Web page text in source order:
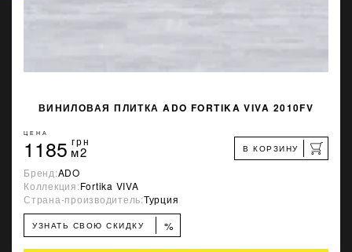
ВИНИЛОВАЯ ПЛИТКА ADO FORTIKA VIVA 2010FV
ЦЕНА
1185 грн
м2 В КОРЗИНУ
Бренд:ADO
Коллекция:Fortika VIVA
Страна-производитель:Турция
УЗНАТЬ СВОЮ СКИДКУ %